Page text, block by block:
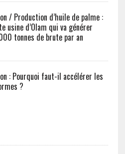
/ Production d’huile de palme :
usine d’Olam qui va générer
tonnes de brute par an
: Pourquoi faut-il accélérer les
?